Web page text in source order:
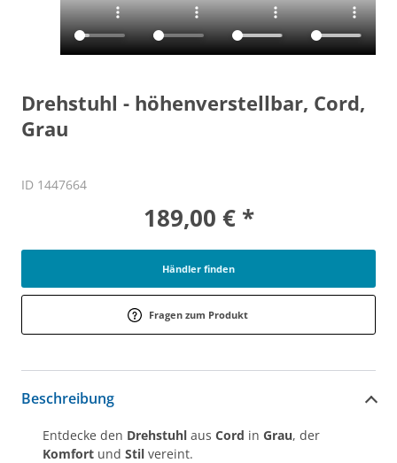
Drehstuhl - höhenverstellbar, Cord,
Grau
ID 1447664
189,00 € *
Händler finden
Fragen zum Produkt
Beschreibung
Entdecke den Drehstuhl aus Cord in Grau, der
Komfort und Stil vereint.